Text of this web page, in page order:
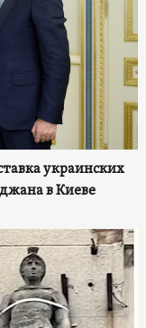
украинских
в Киеве